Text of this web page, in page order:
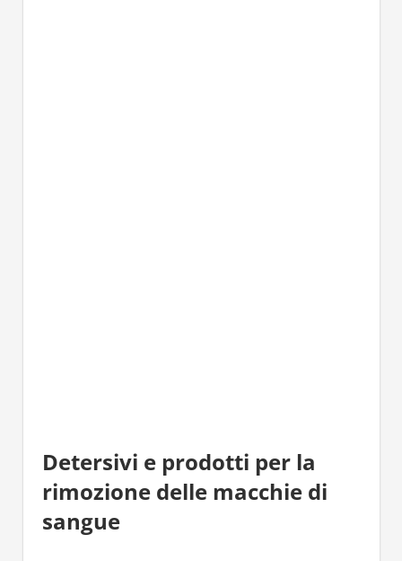
Detersivi e prodotti per la
rimozione delle macchie di
sangue